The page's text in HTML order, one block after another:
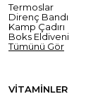
Termoslar
Direnç Bandı
Kamp Çadırı
Boks Eldiveni
Tümünü Gör
VİTAMİNLER